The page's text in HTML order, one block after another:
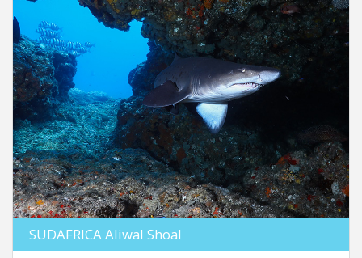
SUDAFRICA Aliwal Shoal